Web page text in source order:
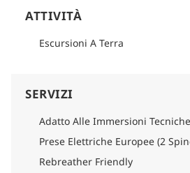
ATTIVITÀ
Escursioni A Terra
SERVIZI
Adatto Alle Immersioni Tecniche
Prese Elettriche Europee (2
Rebreather Friendly